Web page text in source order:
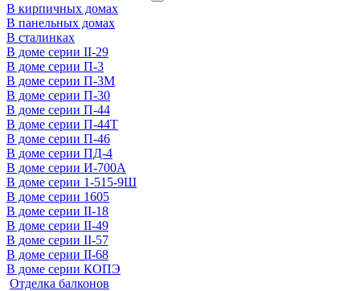
В кирпичных домах
В панельных домах
В сталинках
В доме серии II-29
В доме серии П-3
В доме серии П-3М
В доме серии П-30
В доме серии П-44
В доме серии П-44Т
В доме серии П-46
В доме серии ПД-4
В доме серии И-700А
В доме серии 1-515-9Ш
В доме серии 1605
В доме серии II-18
В доме серии II-49
В доме серии II-57
В доме серии II-68
В доме серии КОПЭ
Отделка балконов